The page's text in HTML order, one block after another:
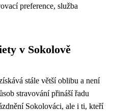
preference, služba
v Sokolově
stále větší oblibu a není
stravování přináší řadu
Sokolováci, ale i ti, kteří